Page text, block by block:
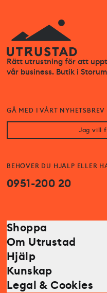
Rätt utrustning för att
vår business. Butik i
BEHÖVER DU HJÄLP ELLER
0951-200 20
GÅ MED I VÅRT NYHETSBREV
Jag vill
Shoppa
Om Utrustad
Hjälp
Kunskap
Legal & Cookies